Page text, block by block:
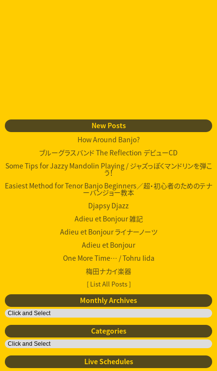
New Posts
How Around Banjo?
ブルーグラスバンド The Reflection デビューCD
Some Tips for Jazzy Mandolin Playing / ジャズっぽくマンドリンを弾こ
う！
Easiest Method for Tenor Banjo Beginners／超・初心者のためのテナ
ーバンジョー教本
Djapsy Djazz
Adieu et Bonjour 雑記
Adieu et Bonjour ライナーノーツ
Adieu et Bonjour
One More Time… / Tohru Iida
梅田ナカイ楽器
[ List All Posts ]
Monthly Archives
Categories
Live Schedules